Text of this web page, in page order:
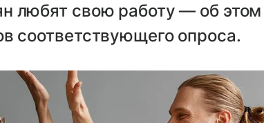
любят свою работу — об этом
соответствующего опроса.